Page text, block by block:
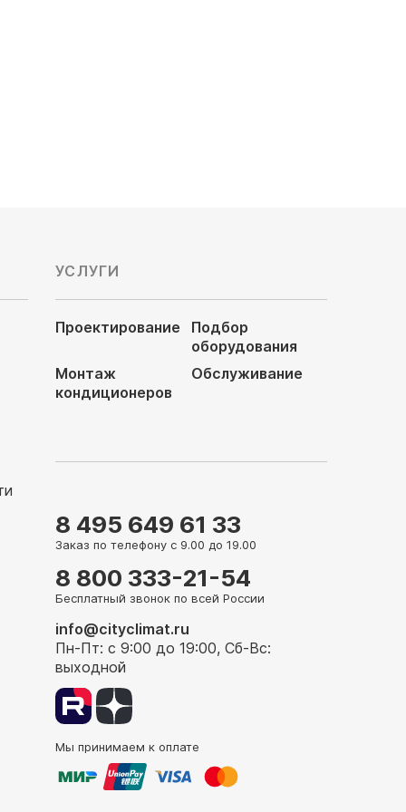
УСЛУГИ
Проектирование
Подбор
оборудования
Монтаж
кондиционеров
Обслуживание
8 495 649 61 33
Заказ по телефону с 9.00 до 19.00
8 800 333-21-54
Бесплатный звонок по всей России
info@cityclimat.ru
Пн-Пт: с 9:00 до 19:00, Сб-Вс:
выходной
Мы принимаем к оплате